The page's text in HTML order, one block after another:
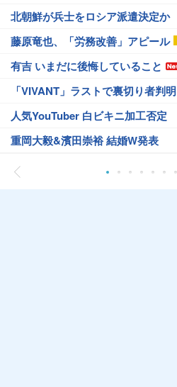
北朝鮮が兵士をロシア派遣決定か
藤原竜也、「労務改善」アピール
有吉 いまだに後悔していること
「VIVANT」ラストで裏切り者判明
人気YouTuber 白ビキニ加工否定
重岡大毅&濱田崇裕 結婚W発表